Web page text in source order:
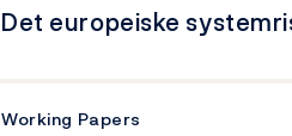
Det europeiske
Working Papers